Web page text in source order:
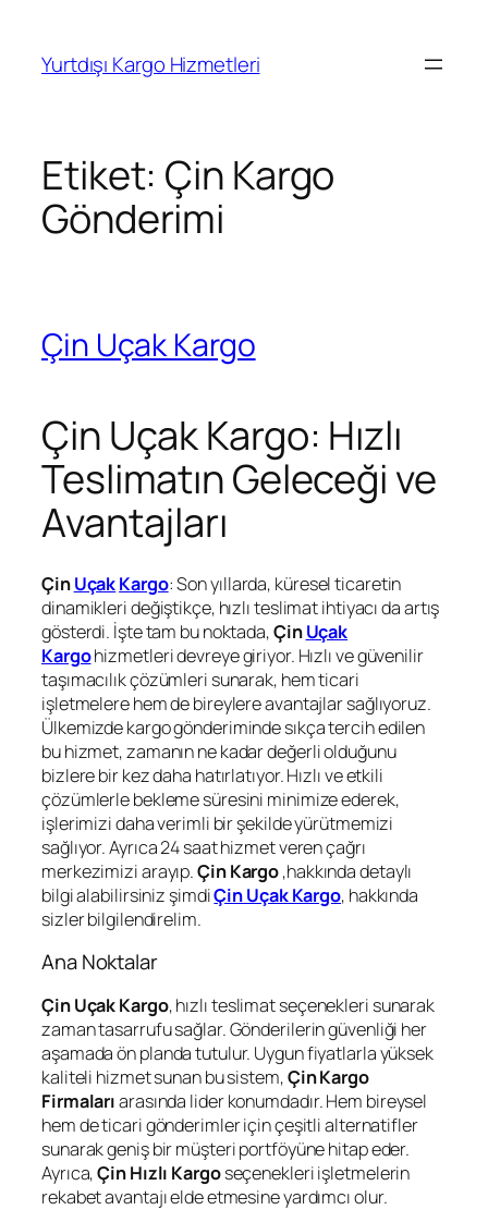
Yurtdışı Kargo Hizmetleri
Etiket: Çin Kargo
Gönderimi
Çin Uçak Kargo
Çin Uçak Kargo: Hızlı
Teslimatın Geleceği ve
Avantajları
ÇinUçakKargo: Son yıllarda, küresel ticaretin
dinamikleri değiştikçe, hızlı teslimat ihtiyacı da artış
gösterdi. İşte tam bu noktada,ÇinUçak
Kargohizmetleri devreye giriyor. Hızlı ve güvenilir
taşımacılık çözümleri sunarak, hem ticari
işletmelere hem de bireylere avantajlar sağlıyoruz.
Ülkemizde kargo gönderiminde sıkça tercih edilen
bu hizmet, zamanın ne kadar değerli olduğunu
bizlere bir kez daha hatırlatıyor. Hızlı ve etkili
çözümlerle bekleme süresini minimize ederek,
işlerimizi daha verimli bir şekilde yürütmemizi
sağlıyor. Ayrıca 24 saat hizmet veren çağrı
merkezimizi arayıp.Çin Kargo,hakkında detaylı
bilgi alabilirsiniz şimdiÇin Uçak Kargo, hakkında
sizler bilgilendirelim.
Ana Noktalar
Çin Uçak Kargo, hızlı teslimat seçenekleri sunarak
zaman tasarrufu sağlar. Gönderilerin güvenliği her
aşamada ön planda tutulur. Uygun fiyatlarla yüksek
kaliteli hizmet sunan bu sistem,Çin Kargo
Firmalarıarasında lider konumdadır. Hem bireysel
hem de ticari gönderimler için çeşitli alternatifler
sunarak geniş bir müşteri portföyüne hitap eder.
Ayrıca,Çin Hızlı Kargoseçenekleri işletmelerin
rekabet avantajı elde etmesine yardımcı olur.